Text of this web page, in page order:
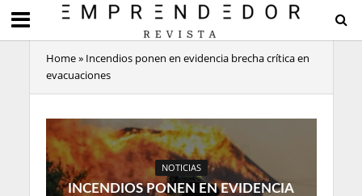
Home» Incendios ponen en evidencia brecha crítica en
evacuaciones
NOTICIAS
INCENDIOS PONEN EN EVIDENCIA